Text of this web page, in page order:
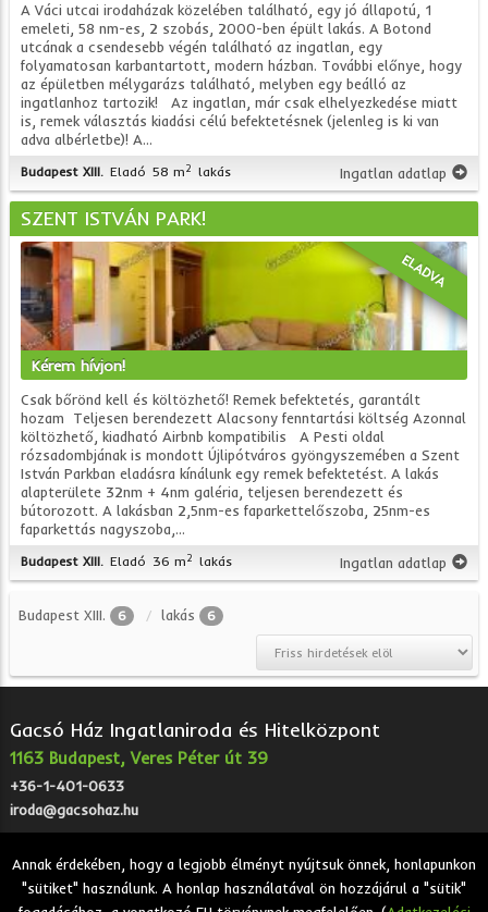
Annak érdekében, hogy a legjobb élményt nyújtsuk önnek, honlapunkon
"sütiket" használunk. A honlap használatával ön hozzájárul a "sütik"
A Váci utcai irodaházak közelében található, egy jó állapotú, 1
emeleti, 58 nm-es, 2 szobás, 2000-ben épült lakás. A Botond
utcának a csendesebb végén található az ingatlan, egy
folyamatosan karbantartott, modern házban. További előnye, hogy
az épületben mélygarázs található, melyben egy beálló az
ingatlanhoz tartozik! Az ingatlan, már csak elhelyezkedése miatt
is, remek választás kiadási célú befektetésnek (jelenleg is ki van
adva albérletbe)! A...
Budapest XIII. Eladó 58 m2 lakás Ingatlan adatlap
SZENT ISTVÁN PARK!
ELADVA
Kérem hívjon!
Csak bőrönd kell és költözhető! Remek befektetés, garantált
hozam Teljesen berendezett Alacsony fenntartási költség Azonnal
költözhető, kiadható Airbnb kompatibilis A Pesti oldal
rózsadombjának is mondott Újlipótváros gyöngyszemében a Szent
István Parkban eladásra kínálunk egy remek befektetést. A lakás
alapterülete 32nm + 4nm galéria, teljesen berendezett és
bútorozott. A lakásban 2,5nm-es faparkettelőszoba, 25nm-es
faparkettás nagyszoba,...
Budapest XIII. Eladó 36 m2 lakás Ingatlan adatlap
Budapest XIII. 6 lakás 6
Gacsó Ház Ingatlaniroda és Hitelközpont
1163 Budapest, Veres Péter út 39
+36-1-401-0633
iroda@gacsohaz.hu
2026 © Gacsó Ház Ingatlaniroda és Hitelközpont - Eladó,